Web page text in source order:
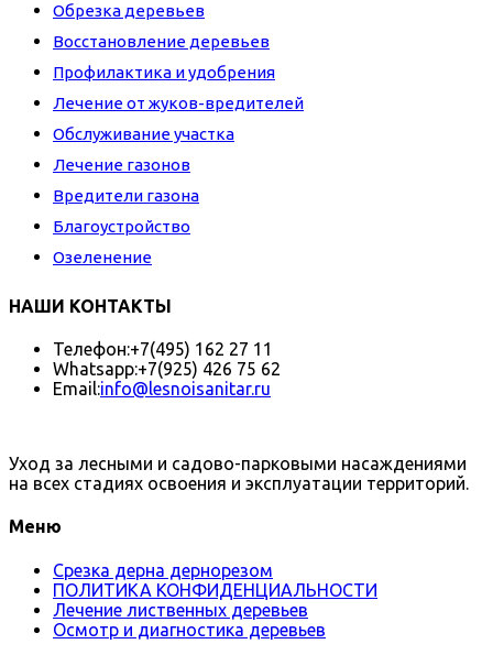
Обрезка деревьев
Восстановление деревьев
Профилактика и удобрения
Лечение от жуков-вредителей
Обслуживание участка
Лечение газонов
Вредители газона
Благоустройство
Озеленение
НАШИ КОНТАКТЫ
Телефон:+7(495) 162 27 11
Whatsapp:+7(925) 426 75 62
Email:info@lesnoisanitar.ru
Уход за лесными и садово-парковыми насаждениями
на всех стадиях освоения и эксплуатации территорий.
Меню
Срезка дерна дернорезом
ПОЛИТИКА КОНФИДЕНЦИАЛЬНОСТИ
Лечение лиственных деревьев
Осмотр и диагностика деревьев